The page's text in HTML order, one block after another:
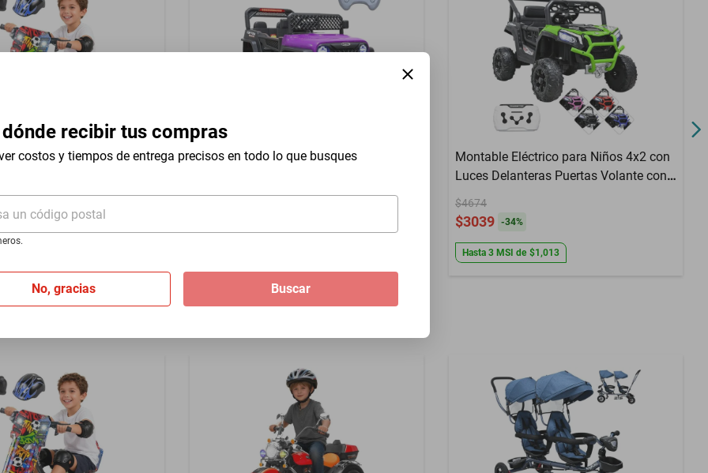
dónde recibir tus compras
costos y tiempos de entrega precisos en todo lo que busques
un código postal
No, gracias Buscar
eléctrica con conductor 1
Material Polipropileno acero
Amortiguadores neumáticos extra
anchos asiento acolchado
Meses de Garantía
Infantil Honey Whale
Camioneta Montable Eléctrica para
Control Remoto Doble Motor Modo
Montable Eléctrico para Niños 4x2 con
Luces Delanteras Puertas Volante con
Sonido Bluetooth Batería 12V desde 3
Años hasta 30 kg - Verde
$4674
$3039 -34%
Hasta 3 MSI de $1,013